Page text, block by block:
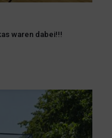
waren dabei!!!